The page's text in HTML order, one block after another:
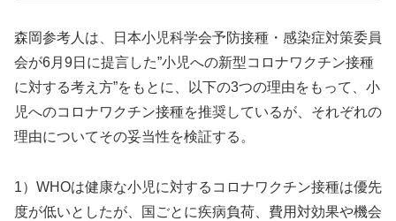
森岡参考人は、日本小児科学会予防接種・感染症対策委員
会が6月9日に提言した”小児への新型コロナワクチン接種
に対する考え方”をもとに、以下の3つの理由をもって、小
児へのコロナワクチン接種を推奨しているが、それぞれの
理由についてその妥当性を検証する。
1）WHOは健康な小児に対するコロナワクチン接種は優先
度が低いとしたが、国ごとに疾病負荷、費用対効果や機会